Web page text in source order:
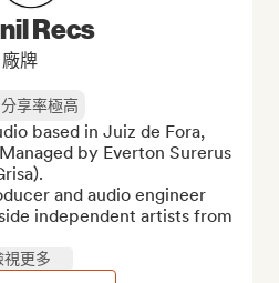
Recs
廠牌
分享率極高
based in Juiz de Fora,
by Everton Surerus
and audio engineer
independent artists from
視更多